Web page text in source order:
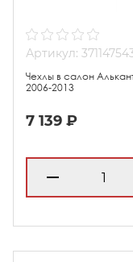
Артикул:
Чехлы в салон
2006-2013
7 139 ₽